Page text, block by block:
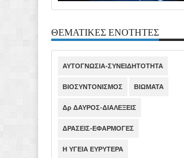
ΘΕΜΑΤΙΚΕΣ ΕΝΟΤΗΤΕΣ
ΑΥΤΟΓΝΩΣΙΑ-ΣΥΝΕΙΔΗΤΟΤΗΤΑ
ΒΙΟΣΥΝΤΟΝΙΣΜΟΣ ΒΙΩΜΑΤΑ
Δρ ΔΑΥΡΟΣ-ΔΙΑΛΕΞΕΙΣ
ΔΡΑΣΕΙΣ-ΕΦΑΡΜΟΓΕΣ
Η ΥΓΕΙΑ ΕΥΡΥΤΕΡΑ